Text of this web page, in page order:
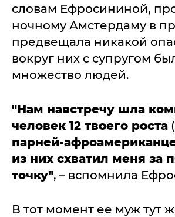
словам Ефросининой,
ночному Амстердаму в
предвещала никакой
вокруг них с супругом
множество людей.
"Нам навстречу шла
человек 12 твоего роста
парней-
из них схватил меня за
точку", – вспомнила
В тот момент ее муж тут